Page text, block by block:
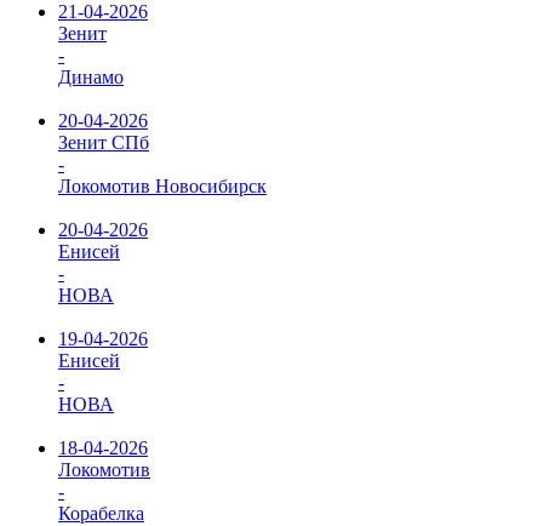
21-04-2026
Зенит
-
Динамо
20-04-2026
Зенит СПб
-
Локомотив Новосибирск
20-04-2026
Енисей
-
НОВА
19-04-2026
Енисей
-
НОВА
18-04-2026
Локомотив
-
Корабелка